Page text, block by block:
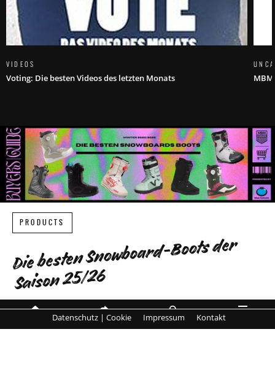
SHARE
VIDEOS
Voting: Die besten Videos des letzten Monats
PRODUCTS
Die besten Snowboard-Boots der
Saison 25/26
Komfort, Kontrolle und Performance –
die Highlights der neuen Saison
Datenschutz | Cookie Impressum Kontakt